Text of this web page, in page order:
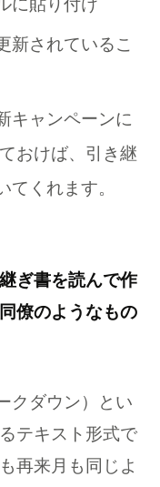
新されているこ
キャンペーンに
おけば、引き継
てくれます。
ぎ書を読んで作
僚のようなもの
クダウン）とい
テキスト形式で
再来月も同じよ